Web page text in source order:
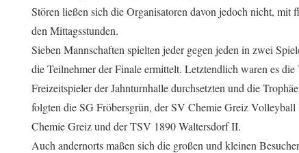
Stören ließen sich die Organisatoren davon jedoch nicht,
den Mittagsstunden.
Sieben Mannschaften spielten jeder gegen jeden in zwei
die Teilnehmer der Finale ermittelt. Letztendlich waren es
Freizeitspieler der Jahnturnhalle durchsetzten und die
folgten die SG Fröbersgrün, der SV Chemie Greiz
Chemie Greiz und der TSV 1890 Waltersdorf II.
Auch andernorts maßen sich die großen und kleinen